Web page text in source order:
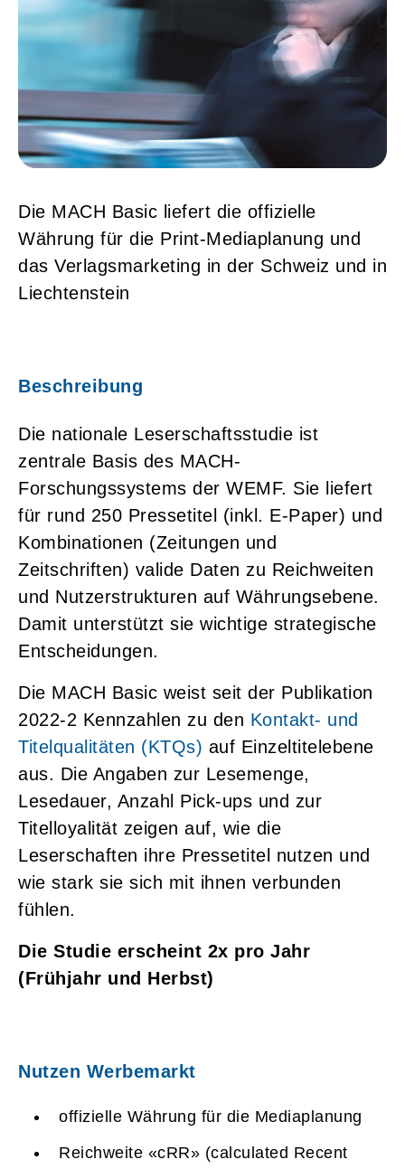
Die MACH Basic liefert die offizielle
Währung für die Print-Mediaplanung und
das Verlagsmarketing in der Schweiz und in
Liechtenstein
Beschreibung
Die nationale Leserschaftsstudie ist
zentrale Basis des MACH-
Forschungssystems der WEMF. Sie liefert
für rund 250 Pressetitel (inkl. E-Paper) und
Kombinationen (Zeitungen und
Zeitschriften) valide Daten zu Reichweiten
und Nutzerstrukturen auf Währungsebene.
Damit unterstützt sie wichtige strategische
Entscheidungen.
Die MACH Basic weist seit der Publikation
2022-2 Kennzahlen zu den Kontakt- und
Titelqualitäten (KTQs) auf Einzeltitelebene
aus. Die Angaben zur Lesemenge,
Lesedauer, Anzahl Pick-ups und zur
Titelloyalität zeigen auf, wie die
Leserschaften ihre Pressetitel nutzen und
wie stark sie sich mit ihnen verbunden
fühlen.
Die Studie erscheint 2x pro Jahr
(Frühjahr und Herbst)
Nutzen Werbemarkt
offizielle Währung für die Mediaplanung
Reichweite «cRR» (calculated Recent